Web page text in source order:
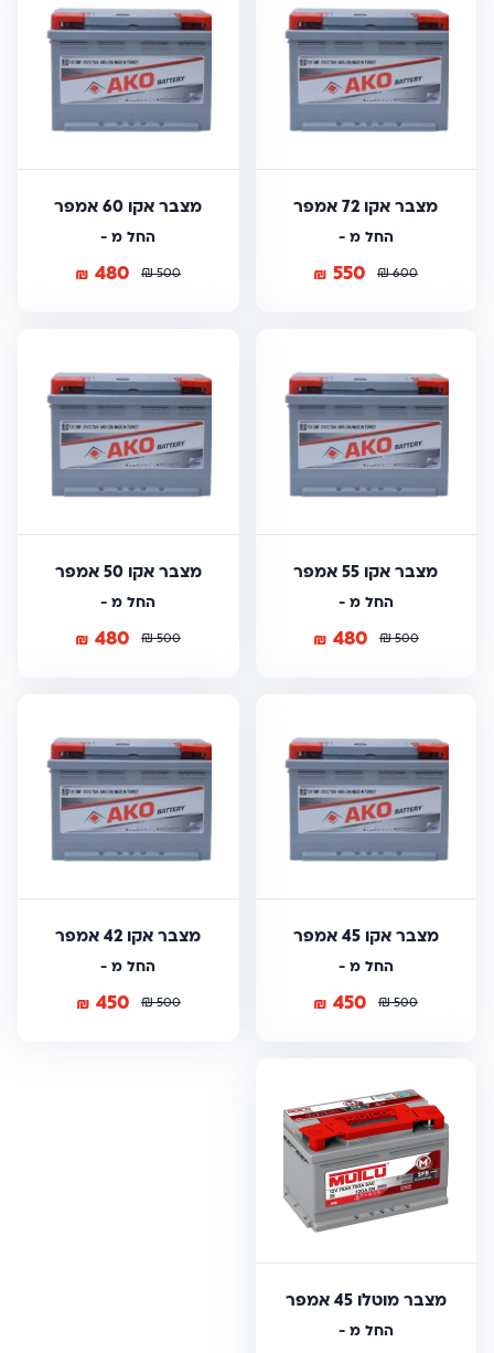
מצבר אקו 72 אמפר
החל מ -
600
₪
550
₪
מצבר אקו 60 אמפר
החל מ -
500
₪
480
₪
מצבר אקו 55 אמפר
החל מ -
500
₪
480
₪
מצבר אקו 50 אמפר
החל מ -
500
₪
480
₪
מצבר אקו 45 אמפר
החל מ -
500
₪
450
₪
מצבר אקו 42 אמפר
החל מ -
500
₪
450
₪
מצבר מוטלו 45 אמפר
החל מ -